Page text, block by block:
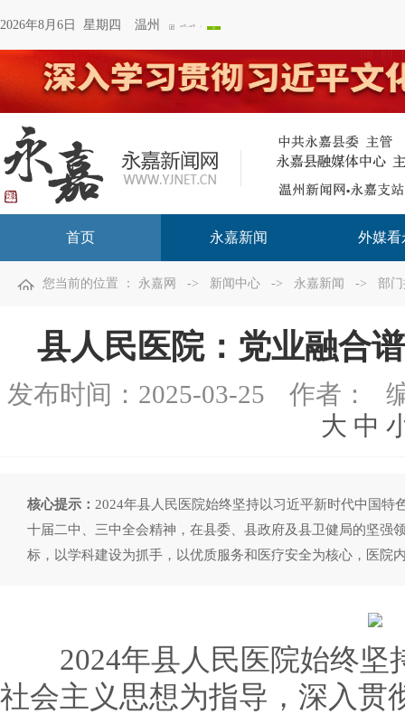
2026年8月6日 星期四 温州
首页 永嘉新闻 外媒看
您当前的位置 ： 永嘉网 -> 新闻中心 -> 永嘉新闻 -> 部
县人民医院：党业融合
发布时间： 2025-03-25 作者：
大 中
核心提示： 2024年县人民医院始终坚持以习近平新时代中国
十届二中、三中全会精神，在县委、县政府及县卫健局的坚强
标，以学科建设为抓手，以优质服务和医疗安全为核心，医院
2024年县人民医院始终坚
社会主义思想为指导，深入贯